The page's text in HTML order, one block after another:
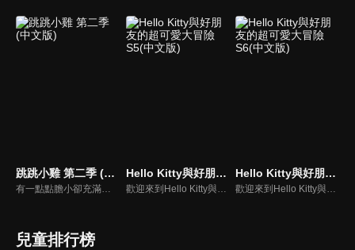
跳跳小雞 第二季 (中文版)
有一點點膽小卻充滿好奇心的"帶骨雞"，和總是用小跳步靠過來的舞蹈老師"小跳步青蛙老師"，以及其他具有獨特個性的夥伴們跳舞大活耀！在家裡和各種地方以「身體動了，心也舞動了起來♪」為主題。
Hello Kitty與好朋友的超可愛大冒險S5(中文版)
歡迎來到Hello Kitty與好朋友的超可愛大冒險!與Hello Kitty, 大眼蛙, 酷企鵝, 美樂蒂, 布丁狗還有酷洛米, 準備和朋友們一起經歷有趣的冒險吧!
Hello Kitty與好朋友的超可愛大冒險S6(中文版)
歡迎來到Hello Kitty與好朋友的超可愛大冒險!與Hello Kitty, 大眼蛙, 酷企鵝, 美樂蒂, 布丁狗還有酷洛米, 準備和朋友們一起經歷有趣的冒險吧!
兒童排行榜